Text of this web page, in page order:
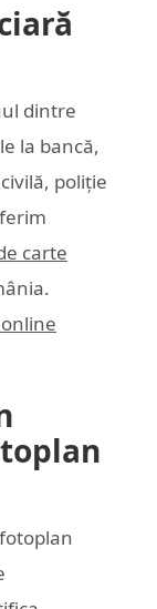
dintre
la bancă,
poliție
carte